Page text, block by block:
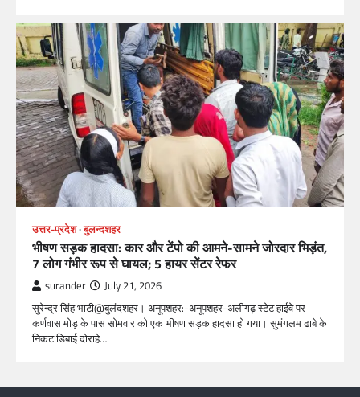
उत्तर-प्रदेश बुलन्दशहर
भीषण सड़क हादसा: कार और टेंपो की आमने-सामने जोरदार भिड़ंत,
7 लोग गंभीर रूप से घायल; 5 हायर सेंटर रेफर​
surander July 21, 2026
सुरेन्द्र सिंह भाटी@बुलंदशहर। अनूपशहर:-अनूपशहर-अलीगढ़ स्टेट हाईवे पर
कर्णवास मोड़ के पास सोमवार को एक भीषण सड़क हादसा हो गया। सुमंगलम ढाबे के
निकट डिबाई दोराहे…